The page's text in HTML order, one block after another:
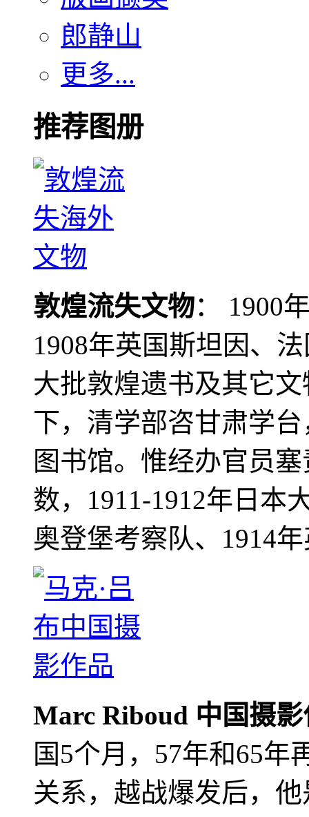
郎静山
更多...
推荐图册
敦煌流失文物： 1900
1908年英国斯坦因、
大批敦煌遗书及其它
下，清学部咨甘肃学
图书馆。惟经办官员
数，1911-1912年日本
奥登堡考察队、1914
Marc Riboud 中国摄
国5个月，57年和65年
关系，越战爆发后，